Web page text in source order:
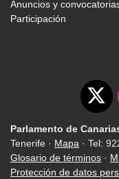
Anuncios y
Participación
Parlamento de
Tenerife · Mapa · Tel:
Glosario de términos ·
Protección de datos